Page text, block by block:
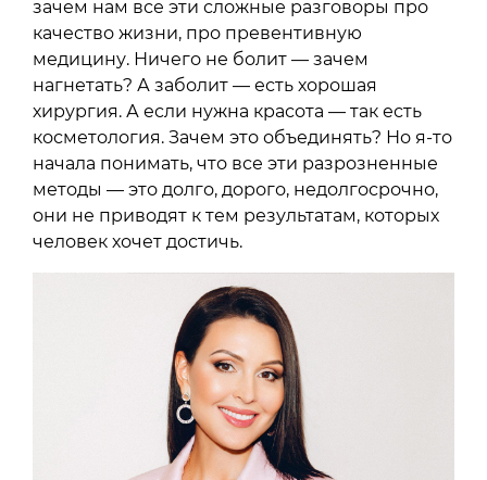
зачем нам все эти сложные разговоры про
качество жизни, про превентивную
медицину. Ничего не болит — зачем
нагнетать? А заболит — есть хорошая
хирургия. А если нужна красота — так есть
косметология. Зачем это объединять? Но я-то
начала понимать, что все эти разрозненные
методы — это долго, дорого, недолгосрочно,
они не приводят к тем результатам, которых
человек хочет достичь.